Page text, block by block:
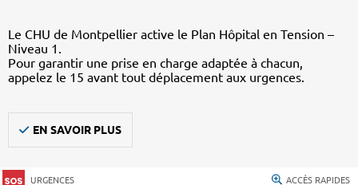
Le CHU de Montpellier active le Plan Hôpital en Tension –
Niveau 1.
Pour garantir une prise en charge adaptée à chacun,
appelez le 15 avant tout déplacement aux urgences.
EN SAVOIR PLUS
URGENCES ACCÈS RAPIDES